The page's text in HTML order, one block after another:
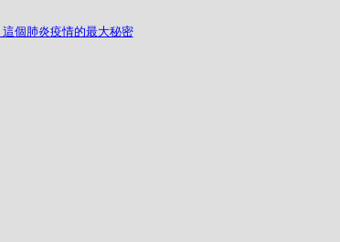
個肺炎疫情的最大秘密